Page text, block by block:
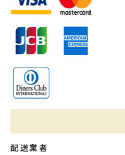
配送業者